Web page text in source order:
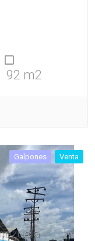
92 m2
Galpones Venta